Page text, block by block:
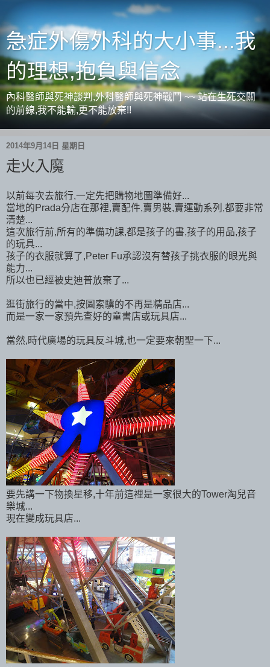
急症外傷外科的大小事...我
的理想,抱負與信念
內科醫師與死神談判,外科醫師與死神戰鬥 ~~ 站在生死交關
的前線,我不能輸,更不能放棄!!
2014年9月14日 星期日
走火入魔
以前每次去旅行,一定先把購物地圖準備好...
當地的Prada分店在那裡,賣配件,賣男裝,賣運動系列,都要非常
清楚...
這次旅行前,所有的準備功課,都是孩子的書,孩子的用品,孩子
的玩具...
孩子的衣服就算了,Peter Fu承認沒有替孩子挑衣服的眼光與
能力...
所以也已經被史迪普放棄了...
逛街旅行的當中,按圖索驥的不再是精品店...
而是一家一家預先查好的童書店或玩具店...
當然,時代廣場的玩具反斗城,也一定要來朝聖一下...
要先講一下物換星移,十年前這裡是一家很大的Tower淘兒音
樂城...
現在變成玩具店...